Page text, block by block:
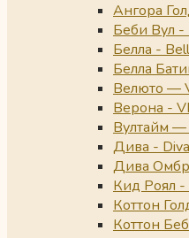
Ангора
Беби Вул -
Белла -
Белла
Велюто —
Верона -
Вултайм
Дива - Diva
Дива
Кид Роял -
Коттон
Коттон